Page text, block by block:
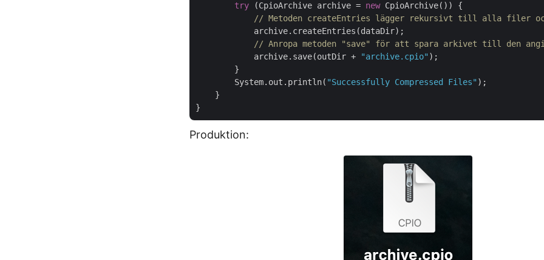
try (CpioArchive archive = new CpioArchive()) {
// Metoden createEntries lägger rekursivt till alla filer
            archive.createEntries(dataDir);
// Anropa metoden "save" för att spara arkivet till den
            archive.save(outDir +
"archive.cpio" );
        }
        System.out.println(
"Successfully Compressed Files" );
    }
Produktion: